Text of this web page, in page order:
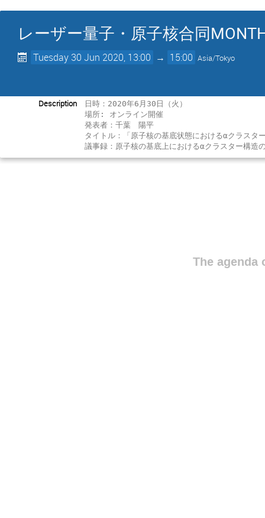
レーザー量子・原子核合同
Tuesday 30 Jun 2020, 13:00 → 15:00 Asia/Tokyo
Description
日時：2020年6月30日（火）
場所: オンライン開催
発表者：千葉　陽平
タイトル：「原子核の基底状態におけるαクラスタ
The